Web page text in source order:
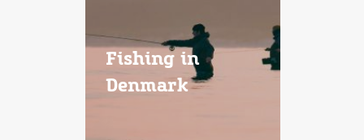
Fishing in
Denmark